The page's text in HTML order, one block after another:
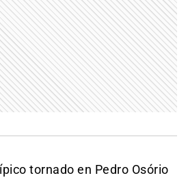
tornado en Pedro Osório